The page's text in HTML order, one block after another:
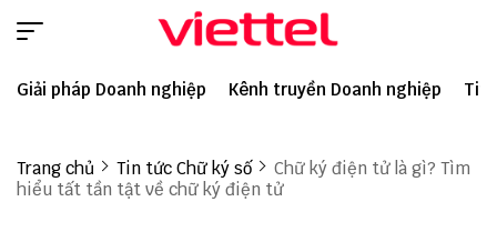
Giải pháp Doanh nghiệp Kênh truyền Doanh nghiệp Tin
Trang chủ Tin tức Chữ ký số
Chữ ký điện tử là gì? Tìm
hiểu tất tần tật về chữ ký điện tử